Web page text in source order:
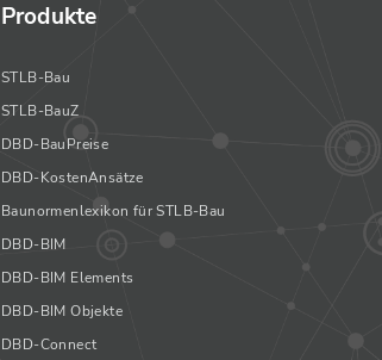
Produkte
STLB-Bau
STLB-BauZ
DBD-BauPreise
DBD-KostenAnsätze
Baunormenlexikon für STLB-Bau
DBD-BIM
DBD-BIM Elements
DBD-BIM Objekte
DBD-Connect